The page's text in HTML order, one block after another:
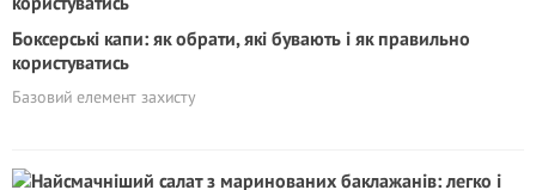
Боксерські капи: як обрати, які бувають і як правильно
користуватись
Базовий елемент захисту